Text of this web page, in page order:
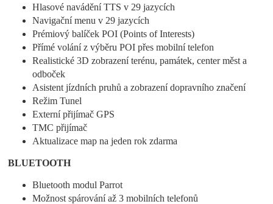
Hlasové navádění TTS v 29 jazycích
Navigační menu v 29 jazycích
Prémiový balíček POI (Points of Interests)
Přímé volání z výběru POI přes mobilní telefon
Realistické 3D zobrazení terénu, památek, center měst a
odboček
Asistent jízdních pruhů a zobrazení dopravního značení
Režim Tunel
Externí přijímač GPS
TMC přijímač
Aktualizace map na jeden rok zdarma
BLUETOOTH
Bluetooth modul Parrot
Možnost spárování až 3 mobilních telefonů